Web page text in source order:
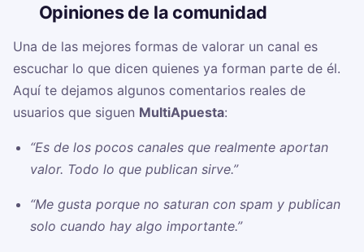
Opiniones de la comunidad
Una de las mejores formas de valorar un canal es
escuchar lo que dicen quienes ya forman parte de él.
Aquí te dejamos algunos comentarios reales de
usuarios que siguen MultiApuesta:
“Es de los pocos canales que realmente aportan
valor. Todo lo que publican sirve.”
“Me gusta porque no saturan con spam y publican
solo cuando hay algo importante.”